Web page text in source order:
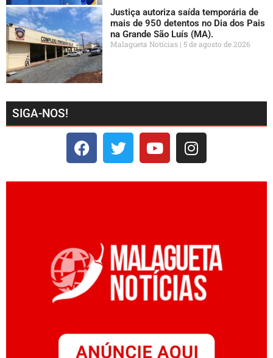
Justiça autoriza saída temporária de
mais de 950 detentos no Dia dos Pais
na Grande São Luís (MA).
Malagueta Notícias 5 de agosto de 2026
SIGA-NOS!